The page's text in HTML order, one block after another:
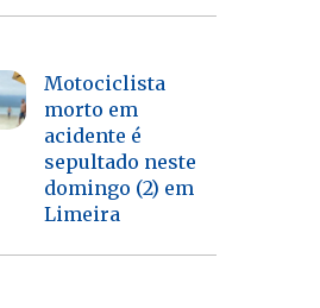
Motociclista
morto em
acidente é
sepultado neste
domingo (2) em
Limeira